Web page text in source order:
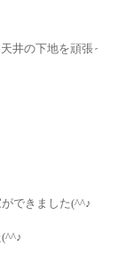
井の下地を頑張っ
できました(^^♪